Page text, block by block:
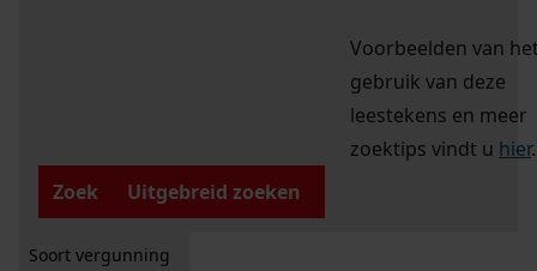
Voorbeelden van
gebruik van deze
leestekens en meer
zoektips vindt u hier.
Zoek
Uitgebreid zoeken
Soort vergunning